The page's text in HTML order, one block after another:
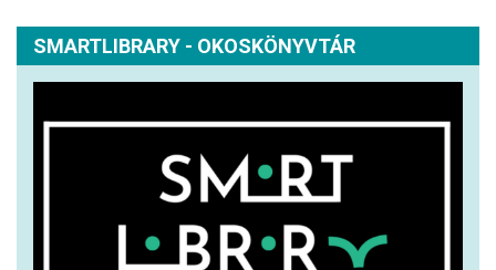
SMARTLIBRARY - OKOSKÖNYVTÁR